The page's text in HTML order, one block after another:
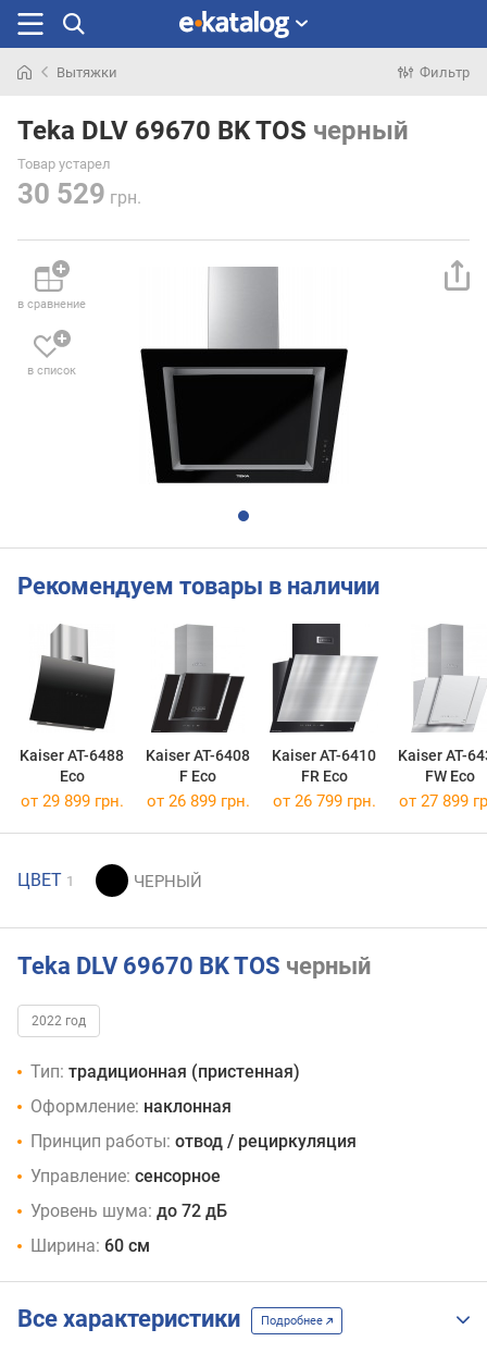
раньше
Вытяжки Фильтр
Teka DLV 69670 BK TOS черный
Товар устарел
30 529 грн.
в сравнение
в список
Рекомендуем товары в наличии
Kaiser AT-6488
Eco
Kaiser AT-6408
F Eco
Kaiser AT-6410
FR Eco
Kaiser AT-
FW Eco
от 29 899 грн. от 26 899 грн. от 26 799 грн. от 27 899
ЦВЕТ 1
Teka DLV 69670 BK TOS черный
2022 год
Тип: традиционная (пристенная)
Оформление: наклонная
Принцип работы: отвод / рециркуляция
Управление: сенсорное
Уровень шума: до 72 дБ
Ширина: 60 см
Все характеристики Подробнее